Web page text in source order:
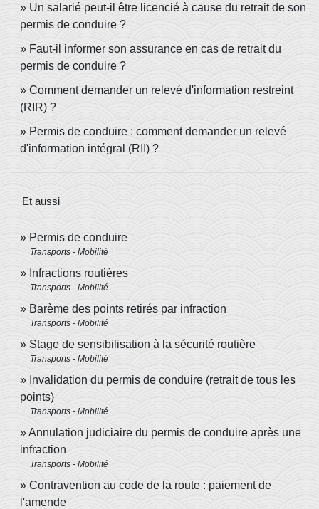
Un salarié peut-il être licencié à cause du retrait de son
permis de conduire ?
Faut-il informer son assurance en cas de retrait du
permis de conduire ?
Comment demander un relevé d'information restreint
(RIR) ?
Permis de conduire : comment demander un relevé
d'information intégral (RII) ?
Et aussi
Permis de conduire
Transports - Mobilité
Infractions routières
Transports - Mobilité
Barème des points retirés par infraction
Transports - Mobilité
Stage de sensibilisation à la sécurité routière
Transports - Mobilité
Invalidation du permis de conduire (retrait de tous les
points)
Transports - Mobilité
Annulation judiciaire du permis de conduire après une
infraction
Transports - Mobilité
Contravention au code de la route : paiement de
l'amende